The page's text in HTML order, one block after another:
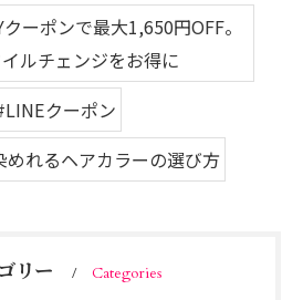
ーポンで最大1,650円OFF。
ルチェンジをお得に
クーポン
めれるヘアカラーの選び方
リー Categories